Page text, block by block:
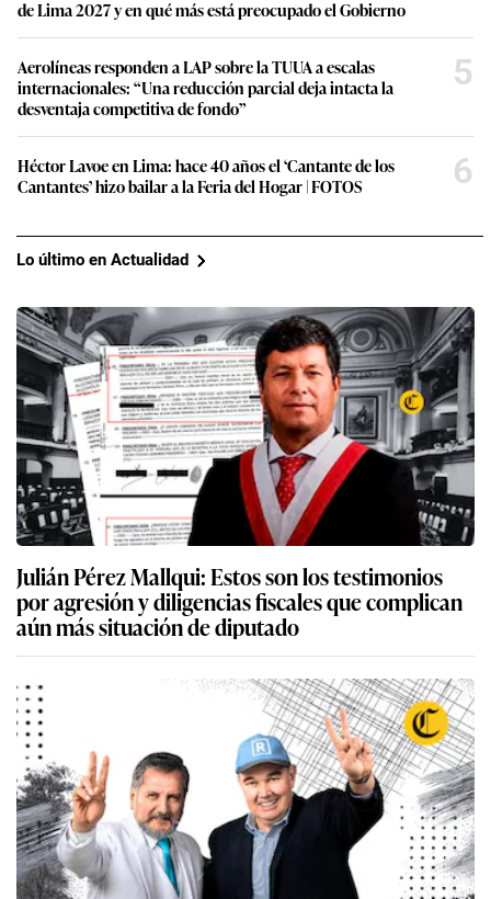
de Lima 2027 y en qué más está preocupado el Gobierno
Aerolíneas responden a LAP sobre la TUUA a escalas
internacionales: “Una reducción parcial deja intacta la
desventaja competitiva de fondo”
5
Héctor Lavoe en Lima: hace 40 años el ‘Cantante de los
Cantantes’ hizo bailar a la Feria del Hogar | FOTOS
6
Lo último en Actualidad
Julián Pérez Mallqui: Estos son los testimonios
por agresión y diligencias fiscales que complican
aún más situación de diputado